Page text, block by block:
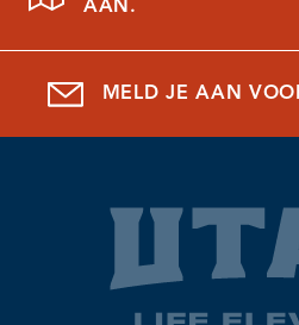
AAN.
MELD JE AAN